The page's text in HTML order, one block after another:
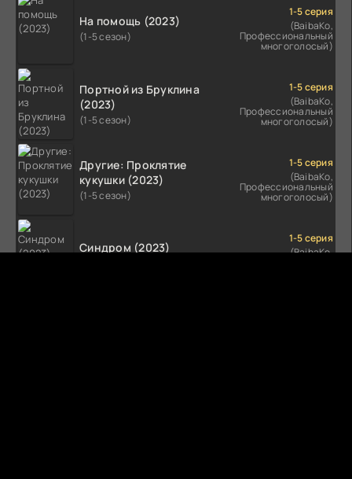
На помощь (2023)
(1-5 сезон)
1-5 серия
(BaibaKo,
Профессиональный
многоголосый)
Портной из Бруклина
(2023)
(1-5 сезон)
1-5 серия
(BaibaKo,
Профессиональный
многоголосый)
Другие: Проклятие
кукушки (2023)
(1-5 сезон)
1-5 серия
(BaibaKo,
Профессиональный
многоголосый)
Синдром (2023)
1-5 серия
(BaibaKo,